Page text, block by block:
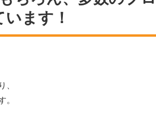
ます！
、
。